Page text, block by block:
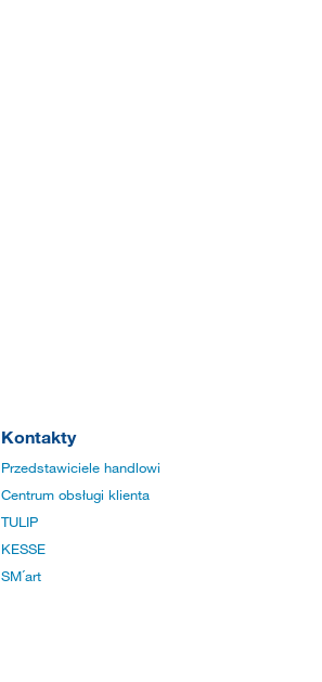
Kontakty
Przedstawiciele handlowi
Centrum obsługi klienta
TULIP
KESSE
SM´art